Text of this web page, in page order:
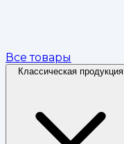
Все товары
Классическая продукция